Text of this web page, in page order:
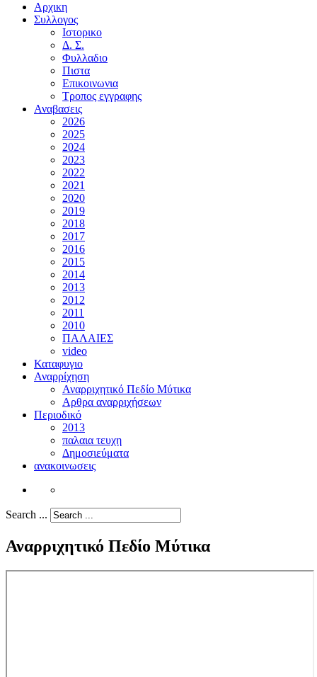
Αρχικη
Συλλογος
Ιστορικο
Δ. Σ.
Φυλλαδιο
Πιστα
Επικοινωνια
Τροπος εγγραφης
Αναβασεις
2026
2025
2024
2023
2022
2021
2020
2019
2018
2017
2016
2015
2014
2013
2012
2011
2010
ΠΑΛΑΙΕΣ
video
Καταφυγιο
Αναρρίχηση
Αναρριχητικό Πεδίο Μύτικα
Αρθρα αναρριχήσεων
Περιοδικό
2013
παλαια τευχη
Δημοσιεύματα
ανακοινωσεις
Search ...
Αναρριχητικό Πεδίο Μύτικα